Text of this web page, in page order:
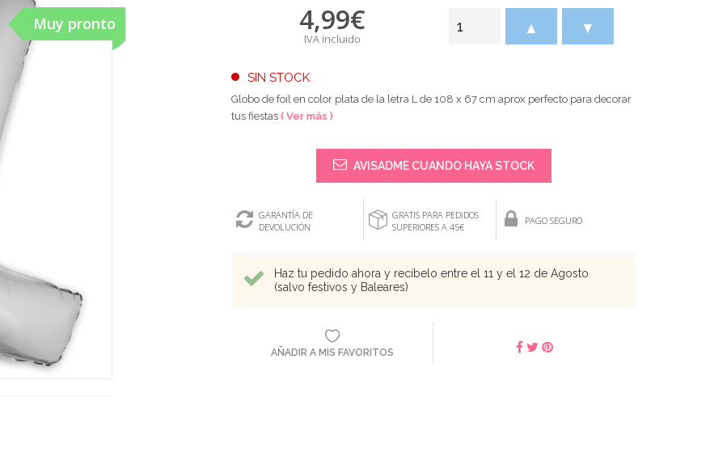
Muy pronto 4,99€
IVA incluido
SIN STOCK
▲ ▼
Globo de foil en color plata de la letra L de 108 x 67 cm aprox perfecto para decorar
tus fiestas ( Ver más )
AVISADME CUANDO HAYA STOCK
GARANTÍA DE
DEVOLUCIÓN
GRATIS PARA PEDIDOS
SUPERIORES A 45€
PAGO SEGURO
Haz tu pedido ahora y recíbelo entre el 11 y el 12 de Agosto
(salvo festivos y Baleares)
AÑADIR A MIS FAVORITOS